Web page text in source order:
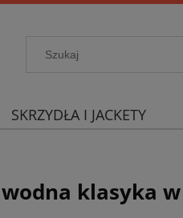
SKRZYDŁA I JACKETY
klasyka